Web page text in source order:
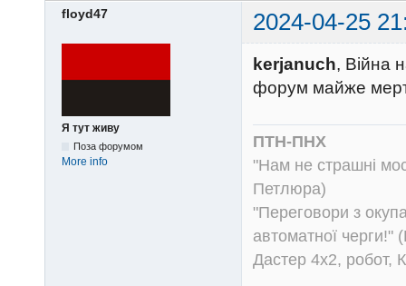
floyd47 2024-04-25
Я тут живу
Поза форумом
More info
kerjanuch, Війна
форум майже
ПТН-ПНХ
"Нам не страшні
Петлюра)
"Переговори з
автоматної черги!"
Дастер 4х2, робот,